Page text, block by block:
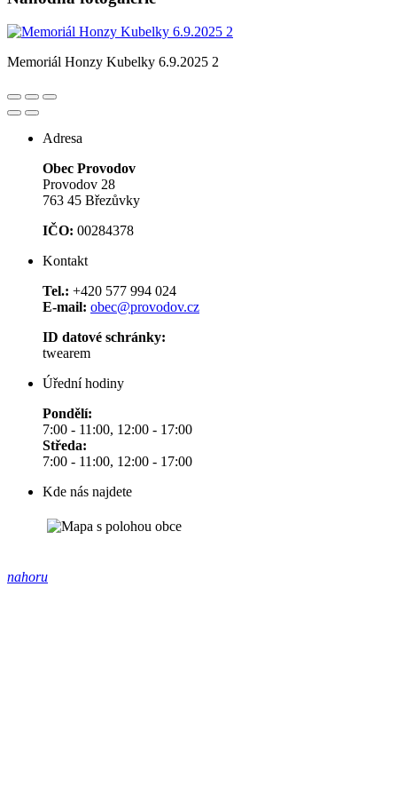
Memoriál Honzy Kubelky 6.9.2025 2
Adresa
Obec Provodov
Provodov 28
763 45 Březůvky
IČO: 00284378
Kontakt
Tel.: +420 577 994 024
E-mail: obec@provodov.cz
ID datové schránky:
twearem
Úřední hodiny
Pondělí:
7:00 - 11:00, 12:00 - 17:00
Středa:
7:00 - 11:00, 12:00 - 17:00
Kde nás najdete
nahoru